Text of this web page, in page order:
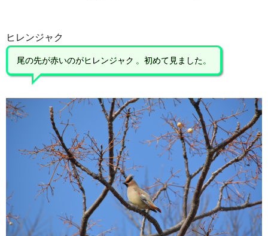
ヒレンジャク
尾の先が赤いのがヒレンジャク 。初めて見ました。